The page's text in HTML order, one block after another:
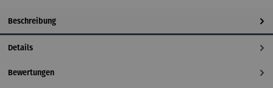
Beschreibung
Details
Bewertungen